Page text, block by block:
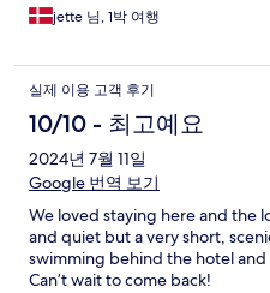
jette 님, 1박 여행
실제 이용 고객 후기
10/10 - 최고예요
2024년 7월 11일
Google 번역 보기
We loved staying here and the
and quiet but a very short,
swimming behind the hotel
Can’t wait to come back!